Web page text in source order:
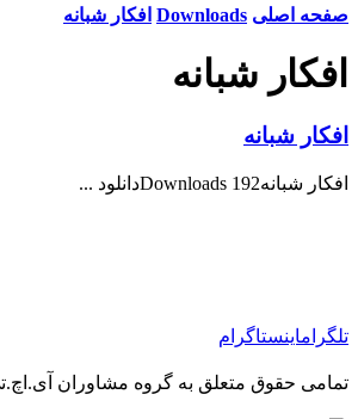
صفحه اصلی Downloads افکار شبانه
افکار شبانه
افکار شبانه
افکار شبانه192 Downloadsدانلود ...
تلگراماینستاگرام
تمامی حقوق متعلق به گروه مشاوران